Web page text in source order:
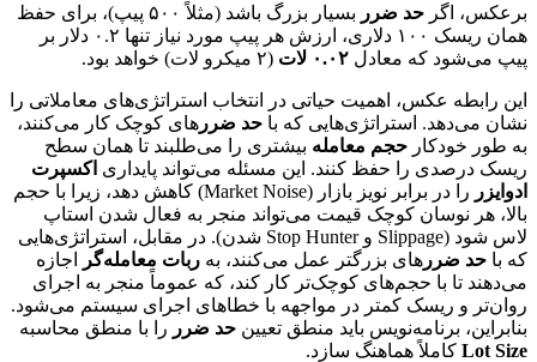
برعکس، اگر حد ضرر
بسیار بزرگ باشد (مثلاً ۵۰۰ پیپ)، برای حفظ
همان ریسک ۱۰۰ دلاری، ارزش هر پیپ مورد نیاز تنها ۰.۲ دلار بر
پیپ می‌شود که معادل ۰.۰۲ لات (۲ میکرو لات) خواهد بود.
این رابطه عکس، اهمیت حیاتی در انتخاب استراتژی‌های معاملاتی را
نشان می‌دهد. استراتژی‌هایی که با حد ضرر های کوچک کار می‌کنند،
به طور خودکار حجم معامله بیشتری را می‌طلبند تا همان سطح
ریسک درصدی را حفظ کنند. این مسئله می‌تواند پایداری اکسپرت
ادوایزر
را در برابر نویز بازار (Market Noise) کاهش دهد، زیرا با حجم
بالا، هر نوسان کوچک قیمت می‌تواند منجر به فعال شدن استاپ
لاس شود (Slippage و Stop Hunter شدن). در مقابل، استراتژی‌هایی
که با حد ضرر های بزرگتر عمل می‌کنند، به ربات معامله‌گر
اجازه
می‌دهند تا با حجم‌های کوچک‌تر کار کند، که عموماً منجر به اجرای
روان‌تر و ریسک کمتر در مواجهه با خطاهای اجرای سیستم می‌شود.
بنابراین، برنامه‌نویس باید منطق تعیین حد ضرر را با منطق محاسبه
Lot Size کاملاً هماهنگ سازد.